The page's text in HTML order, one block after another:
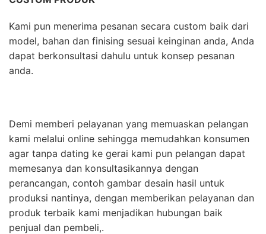
Kami pun menerima pesanan secara custom baik dari
model, bahan dan finising sesuai keinginan anda, Anda
dapat berkonsultasi dahulu untuk konsep pesanan
anda.
Demi memberi pelayanan yang memuaskan pelangan
kami melalui online sehingga memudahkan konsumen
agar tanpa dating ke gerai kami pun pelangan dapat
memesanya dan konsultasikannya dengan
perancangan, contoh gambar desain hasil untuk
produksi nantinya, dengan memberikan pelayanan dan
produk terbaik kami menjadikan hubungan baik
penjual dan pembeli,.